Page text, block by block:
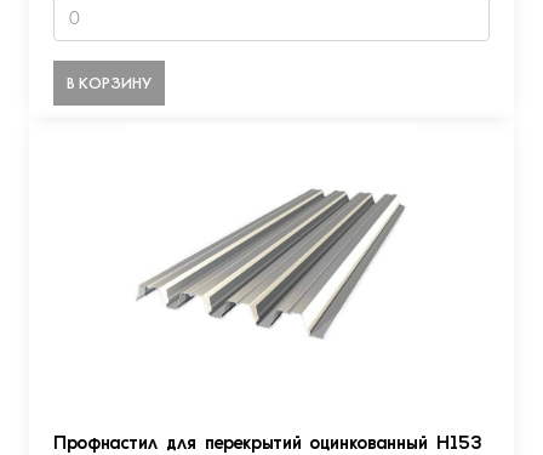
В КОРЗИНУ
Профнастил для перекрытий оцинкованный Н153